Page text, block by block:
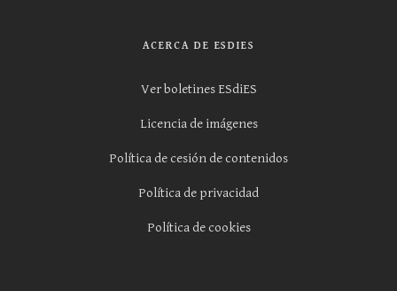
ACERCA DE ESDIES
Ver boletines ESdiES
Licencia de imágenes
Política de cesión de contenidos
Política de privacidad
Política de cookies